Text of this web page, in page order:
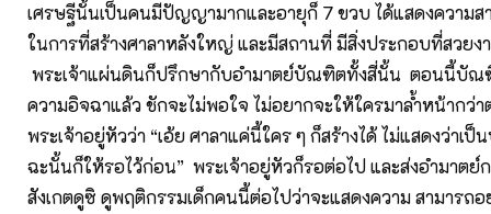
เศรษฐีนั้นเป็นคนมีปัญญามากและอายุก็ 7 ขวบ ได้แสดงความส
ในการที่สร้างศาลาหลังใหญ่ และมีสถานที่ มีสิ่งประกอบที่สวยง
พระเจ้าแผ่นดินก็ปรึกษากับอำมาตย์บัณฑิตทั้งสี่นั้น ตอนนี้บัณ
ความอิจฉาแล้ว ชักจะไม่พอใจ ไม่อยากจะให้ใครมาล้ำหน้ากว่า
พระเจ้าอยู่หัวว่า “เอ้ย ศาลาแค่นี้ใคร ๆ ก็สร้างได้ ไม่แสดงว่าเ
ฉะนั้นก็ให้รอไว้ก่อน” พระเจ้าอยู่หัวก็รอต่อไป และส่งอำมาตย์
สังเกตดูซิ ดูพฤติกรรมเด็กคนนี้ต่อไปว่าจะแสดงความ สามารถอ